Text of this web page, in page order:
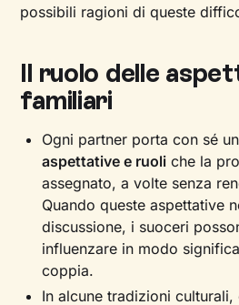
possibili ragioni di queste
Il ruolo delle
familiari
Ogni partner porta con sé
aspettative e ruoli che la
assegnato, a volte senza
Quando queste aspettative
discussione, i suoceri
influenzare in modo
coppia.
In alcune tradizioni